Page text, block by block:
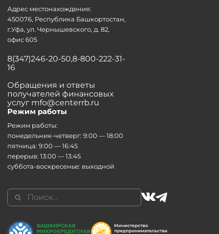
Адрес местонахождения:
450076, Республика Башкортостан,
г.Уфа, ул. Чернышевского, д. 82,
офис 605
8(347)246-20-50,8-800-222-31-
16
Обращения и ответы
получателей финансовых
услуг mfo@centerrb.ru
Режим работы
Режим работы:
понедельник-четверг: 9:00 — 18:00
пятница: 9:00 — 16:45
перерыв: 13:00 — 13:45
суббота-воскресенье: выходной